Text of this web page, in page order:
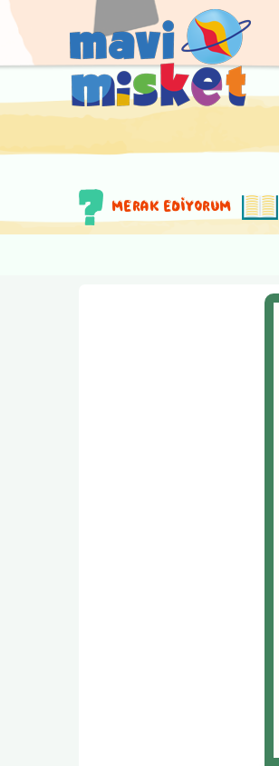
MERAK EDİYORUM